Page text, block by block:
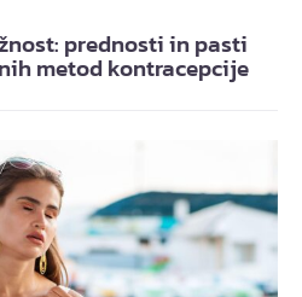
prednosti in pasti
metod kontracepcije